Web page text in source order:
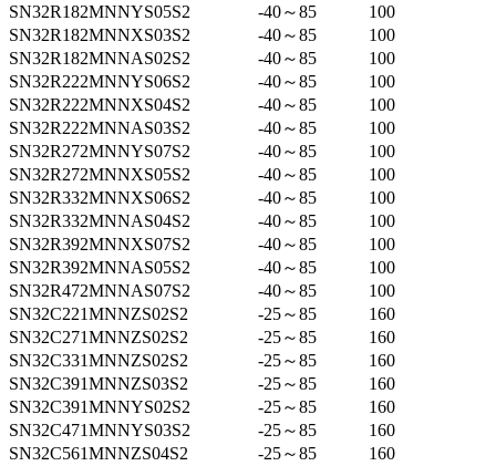
SN32R182MNNYS05S2
-40～85
100
SN32R182MNNXS03S2
-40～85
100
SN32R182MNNAS02S2
-40～85
100
SN32R222MNNYS06S2
-40～85
100
SN32R222MNNXS04S2
-40～85
100
SN32R222MNNAS03S2
-40～85
100
SN32R272MNNYS07S2
-40～85
100
SN32R272MNNXS05S2
-40～85
100
SN32R332MNNXS06S2
-40～85
100
SN32R332MNNAS04S2
-40～85
100
SN32R392MNNXS07S2
-40～85
100
SN32R392MNNAS05S2
-40～85
100
SN32R472MNNAS07S2
-40～85
100
SN32C221MNNZS02S2
-25～85
160
SN32C271MNNZS02S2
-25～85
160
SN32C331MNNZS02S2
-25～85
160
SN32C391MNNZS03S2
-25～85
160
SN32C391MNNYS02S2
-25～85
160
SN32C471MNNYS03S2
-25～85
160
SN32C561MNNZS04S2
-25～85
160